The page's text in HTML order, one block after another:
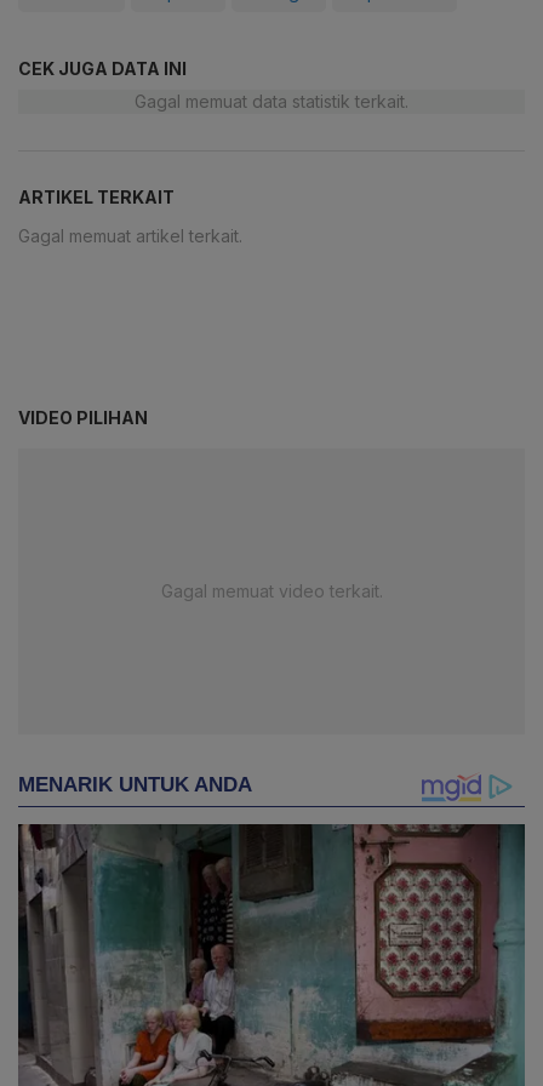
CEK JUGA DATA INI
Gagal memuat data statistik terkait.
ARTIKEL TERKAIT
Gagal memuat artikel terkait.
VIDEO PILIHAN
Gagal memuat video terkait.